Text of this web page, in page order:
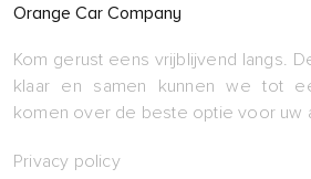
Orange Car Company
Kom gerust eens vrijblijvend langs.
klaar en samen kunnen we tot
komen over de beste optie voor uw
Privacy policy